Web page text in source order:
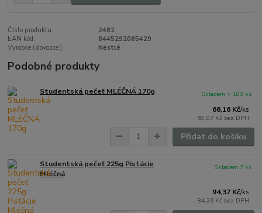
Číslo produktu:
2482
EAN kód:
8445292065429
Vyrobce ( dovozce ):
Nestlé
Podobné produkty
Studentská pečeť MLÉČNÁ 170g
66,16 Kč/ks
59,07 Kč bez DPH
Skladem > 100 ks
Přidat do košíku
Studentská pečeť 225g Pistácie
Mléčná
94,37 Kč/ks
84,26 Kč bez DPH
Skladem 7 ks